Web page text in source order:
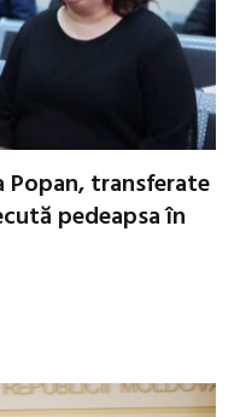
Popan, transferate
pedeapsa în